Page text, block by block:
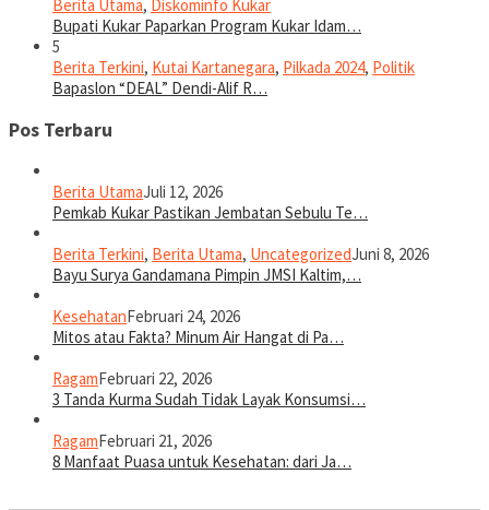
Berita Utama, Diskominfo Kukar
Bupati Kukar Paparkan Program Kukar Idam…
5
Berita Terkini, Kutai Kartanegara, Pilkada 2024, Politik
Bapaslon “DEAL” Dendi-Alif R…
Pos Terbaru
Berita UtamaJuli 12, 2026
Pemkab Kukar Pastikan Jembatan Sebulu Te…
Berita Terkini, Berita Utama, UncategorizedJuni 8, 2026
Bayu Surya Gandamana Pimpin JMSI Kaltim,…
KesehatanFebruari 24, 2026
Mitos atau Fakta? Minum Air Hangat di Pa…
RagamFebruari 22, 2026
3 Tanda Kurma Sudah Tidak Layak Konsumsi…
RagamFebruari 21, 2026
8 Manfaat Puasa untuk Kesehatan: dari Ja…